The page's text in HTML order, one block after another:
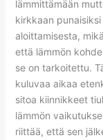
lämmittämään
kirkkaan
aloittamisesta,
että lämmön
se on tarkoitettu.
kuluvaa aikaa
sitoa kiinnikkeet
lämmön
riittää, että sen